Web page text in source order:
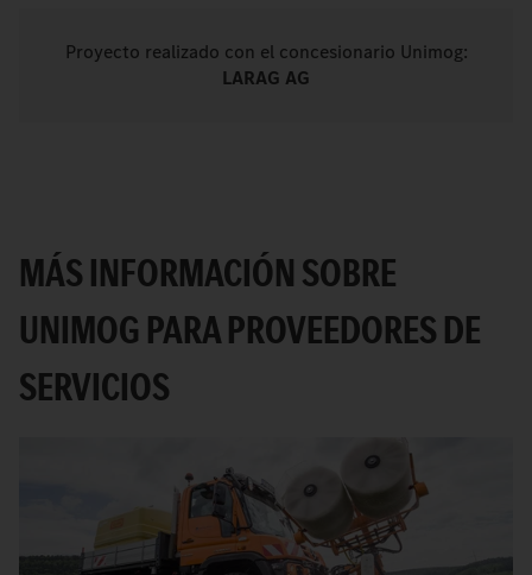
Proyecto realizado con el concesionario Unimog:
LARAG AG
MÁS INFORMACIÓN SOBRE
UNIMOG PARA PROVEEDORES DE
SERVICIOS